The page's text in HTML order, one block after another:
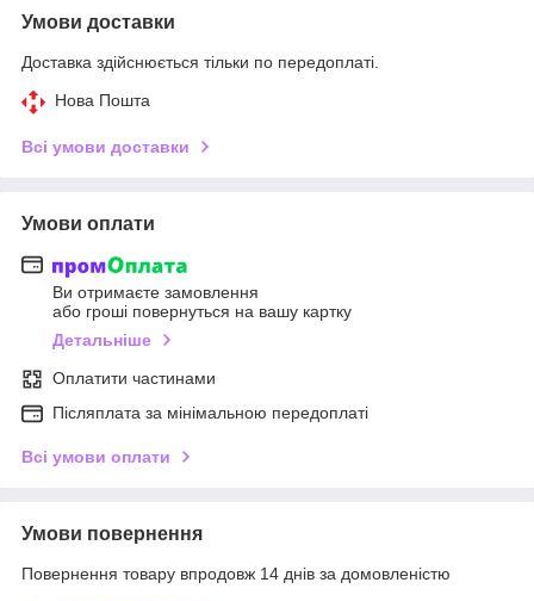
Умови доставки
Доставка здійснюється тільки по передоплаті.
Нова Пошта
Всі умови доставки
Умови оплати
Ви отримаєте замовлення
або гроші повернуться на вашу картку
Детальніше
Оплатити частинами
Післяплата за мінімальною передоплаті
Всі умови оплати
Умови повернення
Повернення товару впродовж 14 днів за домовленістю